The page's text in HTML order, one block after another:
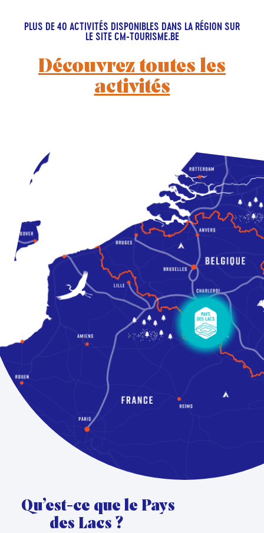
PLUS DE 40 ACTIVITÉS DISPONIBLES DANS LA RÉGION SUR
LE SITE CM-TOURISME.BE
Découvrez toutes les
activités
Qu’est-ce que le Pays
des Lacs ?